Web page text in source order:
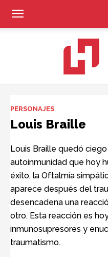
PERSONAJES
Louis Braille
Louis Braille quedó
autoinmunidad que hoy
éxito, la Oftalmía
aparece después del
desencadena una
otro. Esta reacción es
inmunosupresores y
traumatismo.